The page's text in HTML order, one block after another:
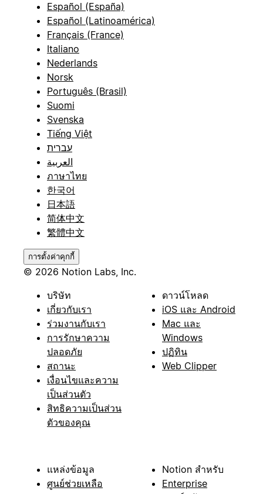
Español (España)
Español (Latinoamérica)
Français (France)
Italiano
Nederlands
Norsk
Português (Brasil)
Suomi
Svenska
Tiếng Việt
עברית
العربية
ภาษาไทย
한국어
日本語
简体中文
繁體中文
การตั้งค่าคุกกี้
© 2026 Notion Labs, Inc.
บริษัท
เกี่ยวกับเรา
ร่วมงานกับเรา
การรักษาความ
ปลอดภัย
สถานะ
เงื่อนไขและความ
เป็นส่วนตัว
สิทธิความเป็นส่วน
ตัวของคุณ
ดาวน์โหลด
iOS และ Android
Mac และ
Windows
ปฏิทิน
Web Clipper
แหล่งข้อมูล
ศูนย์ช่วยเหลือ
Notion สำหรับ
Enterprise